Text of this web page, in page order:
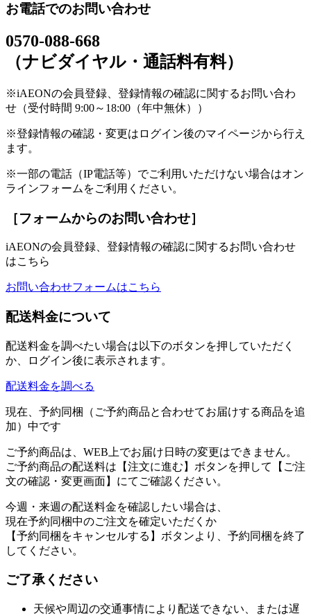
お電話でのお問い合わせ
0570-088-668
（ナビダイヤル・通話料有料）
※iAEONの会員登録、登録情報の確認に関するお問い合わ
せ（受付時間 9:00～18:00（年中無休））
※登録情報の確認・変更はログイン後のマイページから行え
ます。
※一部の電話（IP電話等）でご利用いただけない場合はオン
ラインフォームをご利用ください。
［フォームからのお問い合わせ］
iAEONの会員登録、登録情報の確認に関するお問い合わせ
はこちら
お問い合わせフォームはこちら
配送料金について
配送料金を調べたい場合は以下のボタンを押していただく
か、ログイン後に表示されます。
配送料金を調べる
現在、予約同梱（ご予約商品と合わせてお届けする商品を追
加）中です
ご予約商品は、WEB上でお届け日時の変更はできません。
ご予約商品の配送料は【注文に進む】ボタンを押して【ご注
文の確認・変更画面】にてご確認ください。
今週・来週の配送料金を確認したい場合は、
現在予約同梱中のご注文を確定いただくか
【予約同梱をキャンセルする】ボタンより、予約同梱を終了
してください。
ご了承ください
天候や周辺の交通事情により配送できない、または遅